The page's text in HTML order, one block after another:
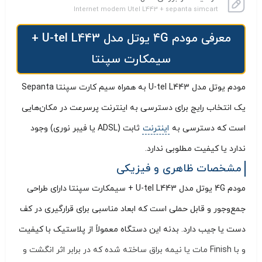
Internet modem Utel L443 + sepanta simcart
معرفی مودم 4G یوتل مدل U-tel L443 +
سیمکارت سپنتا
مودم یوتل مدل U-tel L443 به همراه سیم کارت سپنتا Sepanta
یک انتخاب رایج برای دسترسی به اینترنت پرسرعت در مکان‌هایی
است که دسترسی به اینترنت
ثابت (ADSL یا فیبر نوری) وجود
ندارد یا کیفیت مطلوبی ندارد.
مشخصات ظاهری و فیزیکی
مودم 4G یوتل مدل U-tel L443 + سیمکارت سپنتا دارای طراحی
جمع‌وجور و قابل حملی است که ابعاد مناسبی برای قرارگیری در کف
دست یا جیب دارد. بدنه این دستگاه معمولاً از پلاستیک با کیفیت
و با Finish مات یا نیمه براق ساخته شده که در برابر اثر انگشت و